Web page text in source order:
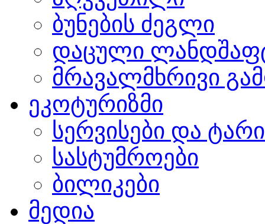
ბუნების ძეგლი
დაცული
მრავალმხრივი
ეკოტურიზმი
სერვისები და
სასტუმროები
ბილიკები
მედია